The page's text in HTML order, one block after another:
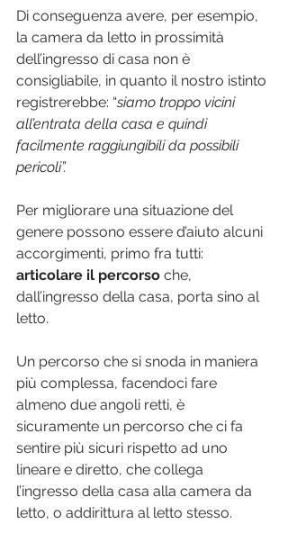
Di conseguenza avere, per esempio,
la camera da letto in prossimità
dell’ingresso di casa non è
consigliabile, in quanto il nostro istinto
registrerebbe: “siamo troppo vicini
all’entrata della casa e quindi
facilmente raggiungibili da possibili
pericoli”.
Per migliorare una situazione del
genere possono essere d’aiuto alcuni
accorgimenti, primo fra tutti:
articolare il percorso che,
dall’ingresso della casa, porta sino al
letto.
Un percorso che si snoda in maniera
più complessa, facendoci fare
almeno due angoli retti, è
sicuramente un percorso che ci fa
sentire più sicuri rispetto ad uno
lineare e diretto, che collega
l’ingresso della casa alla camera da
letto, o addirittura al letto stesso.